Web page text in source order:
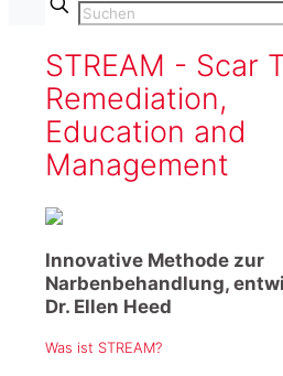
STREAM - Scar
Remediation,
Education and
Management
Innovative Methode zur
Narbenbehandlung,
Dr. Ellen Heed
Was ist STREAM?